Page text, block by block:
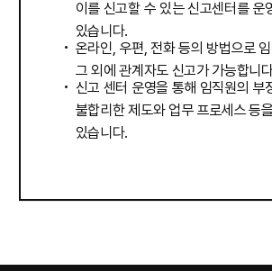
이를 신고할 수 있는 신고센터를 운
있습니다.
온라인, 우편, 전화 등의 방법으로
그 외에 관계자도 신고가 가능합니
신고 센터 운영을 통해 임직원의 부
불합리한 제도와 업무 프로세스 등
있습니다.